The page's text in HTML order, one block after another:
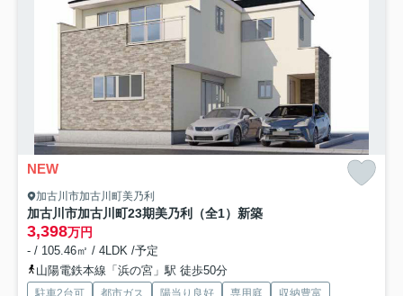
NEW
加古川市加古川町美乃利
加古川市加古川町23期美乃利（全1）新築
3,398万円
- / 105.46㎡ / 4LDK /予定
山陽電鉄本線「浜の宮」駅 徒歩50分
駐車2台可 都市ガス 陽当り良好 専用庭
収納豊富